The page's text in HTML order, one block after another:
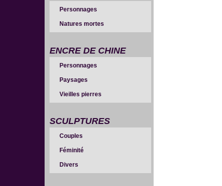
SANGUINES
Personnages
Natures mortes
ENCRE DE CHINE
Personnages
Paysages
Vieilles pierres
SCULPTURES
Couples
Féminité
Divers